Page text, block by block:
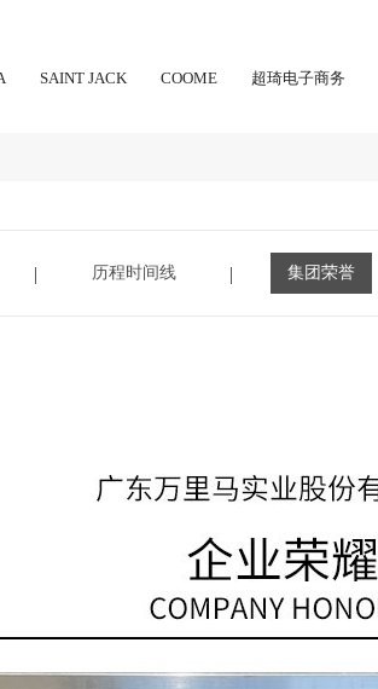
SAINT JACK COOME 超琦电子商务
历程时间线 集团荣誉